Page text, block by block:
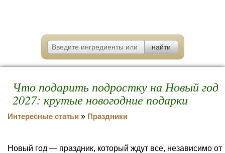
Что подарить подростку на Новый год
2027: крутые новогодние подарки
Интересные статьи » Праздники
Новый год — праздник, который ждут все, независимо от